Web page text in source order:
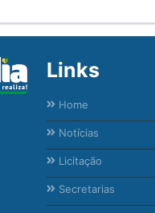
Links
Home
Notícias
Licitação
Secretarias